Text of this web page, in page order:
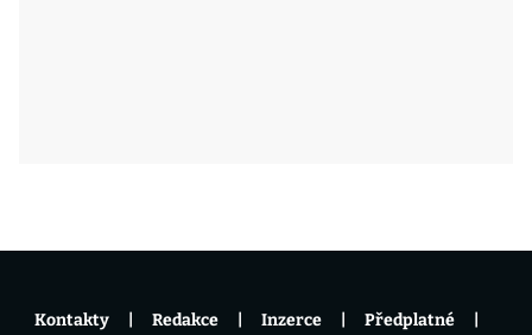
Kontakty Redakce Inzerce Předplatné